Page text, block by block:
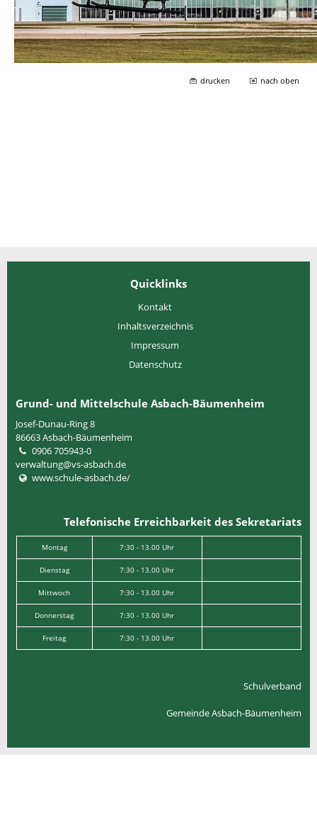
drucken nach oben
Quicklinks
Kontakt
Inhaltsverzeichnis
Impressum
Datenschutz
Grund- und Mittelschule Asbach-Bäumenheim
Josef-Dunau-Ring 8
86663Asbach-Bäumenheim
0906 705943-0
verwaltung@vs-asbach.de
www.schule-asbach.de/
Telefonische Erreichbarkeit des Sekretariats
Montag 7:30 - 13.00 Uhr
Dienstag 7:30 - 13.00 Uhr
Mittwoch 7:30 - 13.00 Uhr
Donnerstag 7:30 - 13.00 Uhr
Freitag 7:30 - 13.00 Uhr
Schulverband
Gemeinde Asbach-Bäumenheim